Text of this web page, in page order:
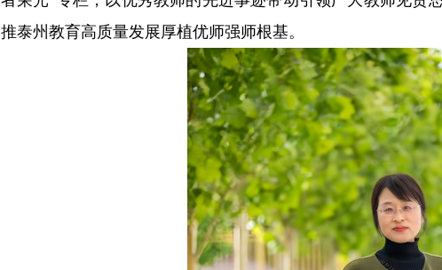
推泰州教育高质量发展厚植优师强师根基。